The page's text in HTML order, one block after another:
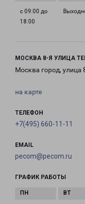
с 09:00 до
18:00
МОСКВА 8-Я УЛИЦА
Москва город, улица
на карте
ТЕЛЕФОН
+7(495) 660-11-11
EMAIL
pecom@pecom.ru
ГРАФИК РАБОТЫ